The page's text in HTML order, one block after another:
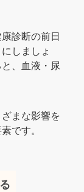
診断の前日
しましょ
、血液・尿
まな影響を
です。